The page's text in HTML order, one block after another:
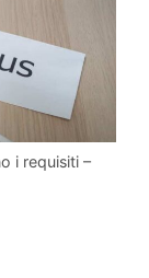
i requisiti –